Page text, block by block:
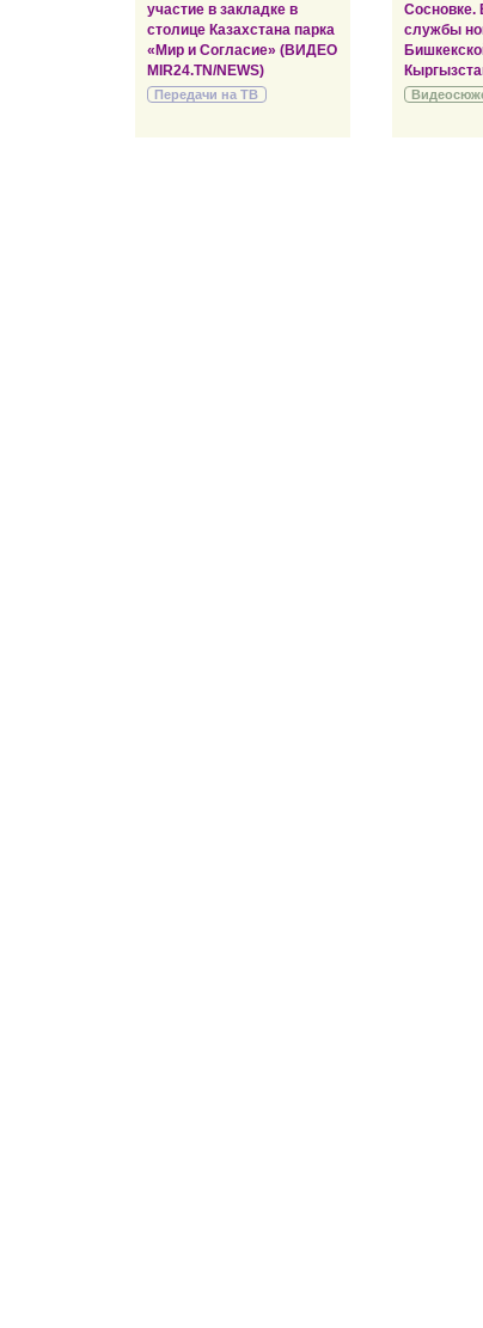
участие в закладке в
столице Казахстана парка
«Мир и Согласие» (ВИДЕО
MIR24.TN/NEWS)
Передачи на ТВ
Сосновке.
службы